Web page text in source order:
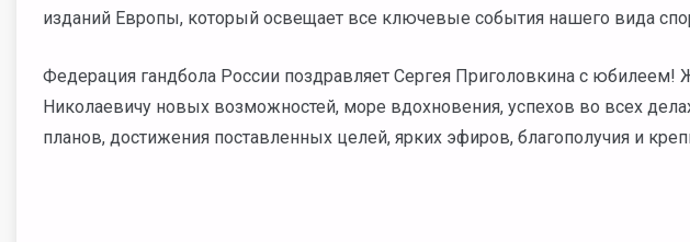
изданий Европы, который освещает все ключевые события нашего вида
Федерация гандбола России поздравляет Сергея Приголовкина с юбилеем!
Николаевичу новых возможностей, море вдохновения, успехов во всех
планов, достижения поставленных целей, ярких эфиров, благополучия и